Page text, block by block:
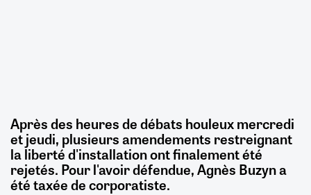
Après des heures de débats houleux mercredi
et jeudi, plusieurs amendements restreignant
la liberté d'installation ont finalement été
rejetés. Pour l'avoir défendue, Agnès Buzyn a
été taxée de corporatiste.